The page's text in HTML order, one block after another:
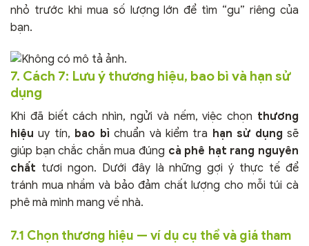
nhỏ trước khi mua số lượng lớn để tìm “gu” riêng của
bạn.
7. Cách 7: Lưu ý thương hiệu, bao bì và hạn sử
dụng
Khi đã biết cách nhìn, ngửi và nếm, việc chọn thương
hiệu uy tín, bao bì chuẩn và kiểm tra hạn sử dụng sẽ
giúp bạn chắc chắn mua đúng cà phê hạt rang nguyên
chất tươi ngon. Dưới đây là những gợi ý thực tế để
tránh mua nhầm và bảo đảm chất lượng cho mỗi túi cà
phê mà mình mang về nhà.
7.1 Chọn thương hiệu — ví dụ cụ thể và giá tham